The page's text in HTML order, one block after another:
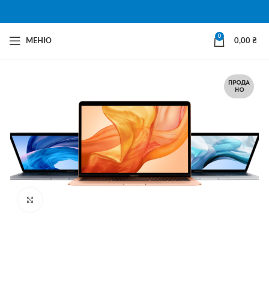
МЕНЮ
0
0,00 ₴
ПРОДА
НО